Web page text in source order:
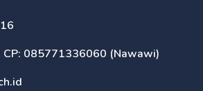
085771336060 (Nawawi)